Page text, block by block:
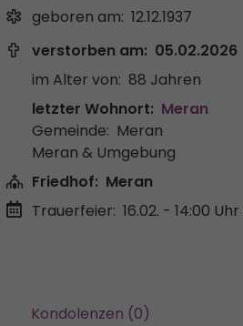
geboren am: 12.12.1937
verstorben am: 05.02.2026
im Alter von: 88 Jahren
letzter Wohnort: Meran
Gemeinde: Meran
Meran & Umgebung
Friedhof: Meran
Trauerfeier: 16.02. - 14:00 Uhr
Kondolenzen (0)